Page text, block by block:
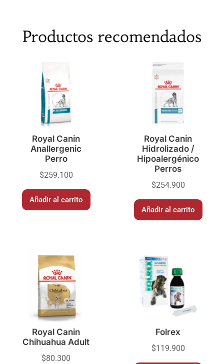
Productos recomendados
Royal Canin
Anallergenic
Perro
$259.100
Añadir al carrito
Royal Canin
Hidrolizado /
Hipoalergénico
Perros
$254.900
Añadir al carrito
Royal Canin
Chihuahua Adult
$80.300
Folrex
$119.900